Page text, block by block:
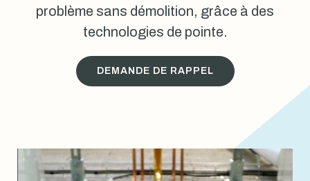
problème sans démolition, grâce à des
technologies de pointe.
DEMANDE DE RAPPEL